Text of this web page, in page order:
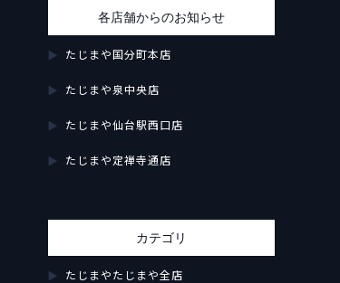
各店舗からのお知らせ
たじまや国分町本店
たじまや泉中央店
たじまや仙台駅西口店
たじまや定禅寺通店
カテゴリ
たじまやたじまや全店